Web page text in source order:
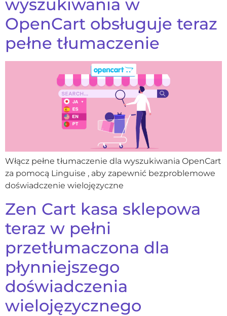
wyszukiwania w
OpenCart obsługuje teraz
pełne tłumaczenie
Włącz pełne tłumaczenie dla wyszukiwania OpenCart
za pomocą Linguise , aby zapewnić bezproblemowe
doświadczenie wielojęzyczne
Zen Cart kasa sklepowa
teraz w pełni
przetłumaczona dla
płynniejszego
doświadczenia
wielojęzycznego